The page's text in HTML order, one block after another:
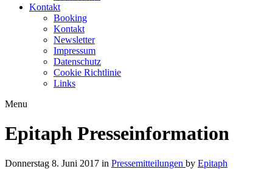
Kontakt
Booking
Kontakt
Newsletter
Impressum
Datenschutz
Cookie Richtlinie
Links
Menu
Epitaph Presseinformation
Donnerstag 8. Juni 2017 in Pressemitteilungen by Epitaph